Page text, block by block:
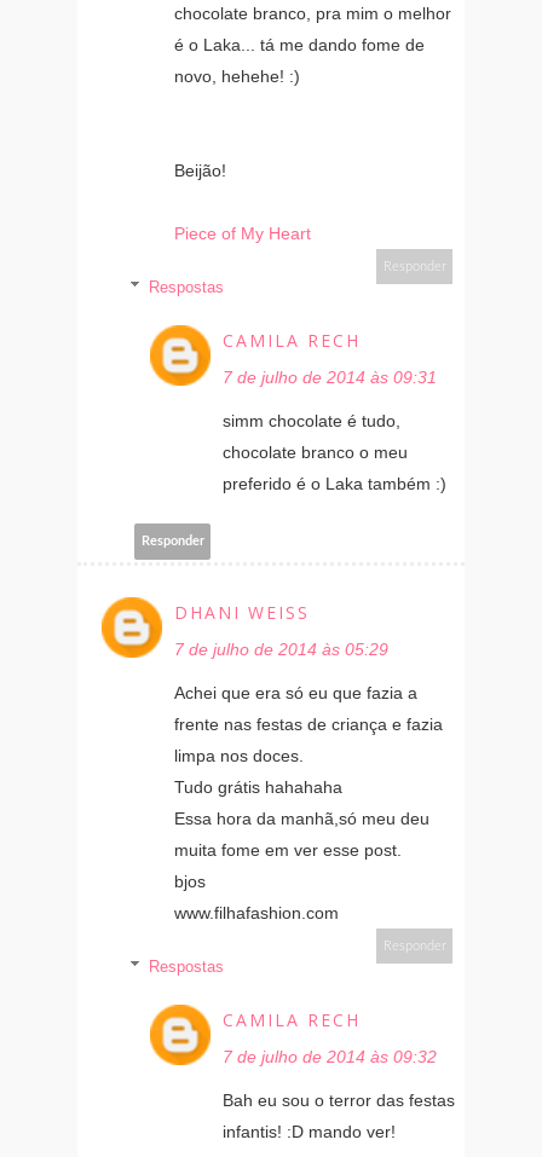
chocolate branco, pra mim o melhor
é o Laka... tá me dando fome de
novo, hehehe! :)
Beijão!
Piece of My Heart
Responder
Respostas
CAMILA RECH
7 de julho de 2014 às 09:31
simm chocolate é tudo,
chocolate branco o meu
preferido é o Laka também :)
Responder
DHANI WEISS
7 de julho de 2014 às 05:29
Achei que era só eu que fazia a
frente nas festas de criança e fazia
limpa nos doces.
Tudo grátis hahahaha
Essa hora da manhã,só meu deu
muita fome em ver esse post.
bjos
www.filhafashion.com
Responder
Respostas
CAMILA RECH
7 de julho de 2014 às 09:32
Bah eu sou o terror das festas
infantis! :D mando ver!